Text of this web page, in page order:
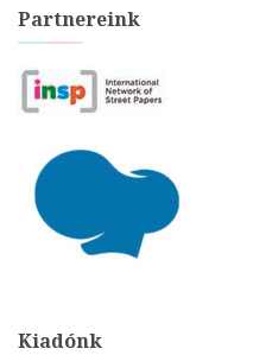
Partnereink
Kiadónk